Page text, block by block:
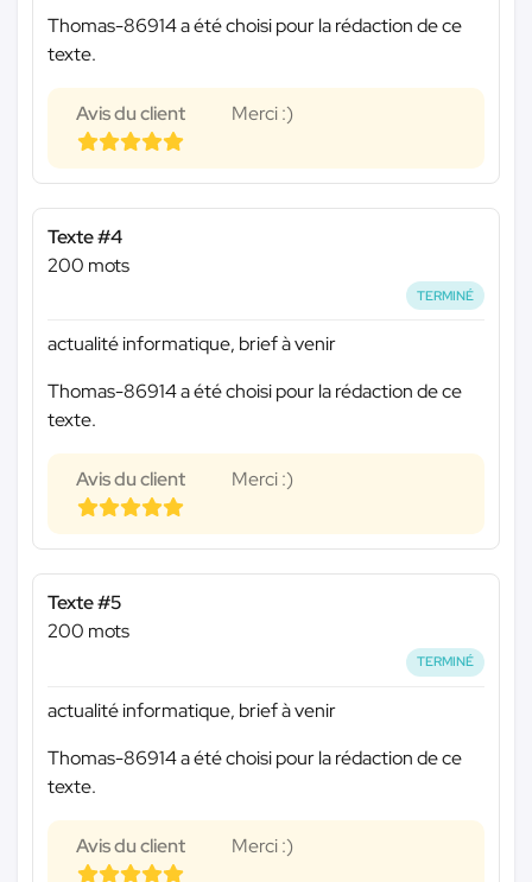
Thomas-86914 a été choisi pour la rédaction de ce
texte.
Avis du client Merci :)
Texte #4
200 mots
TERMINÉ
actualité informatique, brief à venir
Thomas-86914 a été choisi pour la rédaction de ce
texte.
Avis du client Merci :)
Texte #5
200 mots
TERMINÉ
actualité informatique, brief à venir
Thomas-86914 a été choisi pour la rédaction de ce
texte.
Avis du client Merci :)